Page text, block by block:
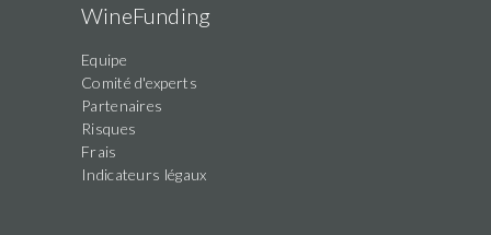
WineFunding
Equipe
Comité d'experts
Partenaires
Risques
Frais
Indicateurs légaux